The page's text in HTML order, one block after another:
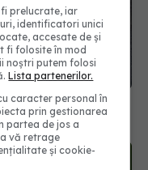
mai bine
prelucrate, iar
identificatori unici
accesate de și
fi folosite în mod
noștri putem folosi
Lista partenerilor.
caracter personal în
prin gestionarea
partea de jos a
vă retrage
și cookie-